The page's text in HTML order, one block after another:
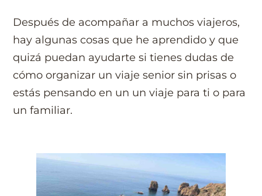
Después de acompañar a muchos viajeros,
hay algunas cosas que he aprendido y que
quizá puedan ayudarte si tienes dudas de
cómo organizar un viaje senior sin prisas o
estás pensando en un un viaje para ti o para
un familiar.